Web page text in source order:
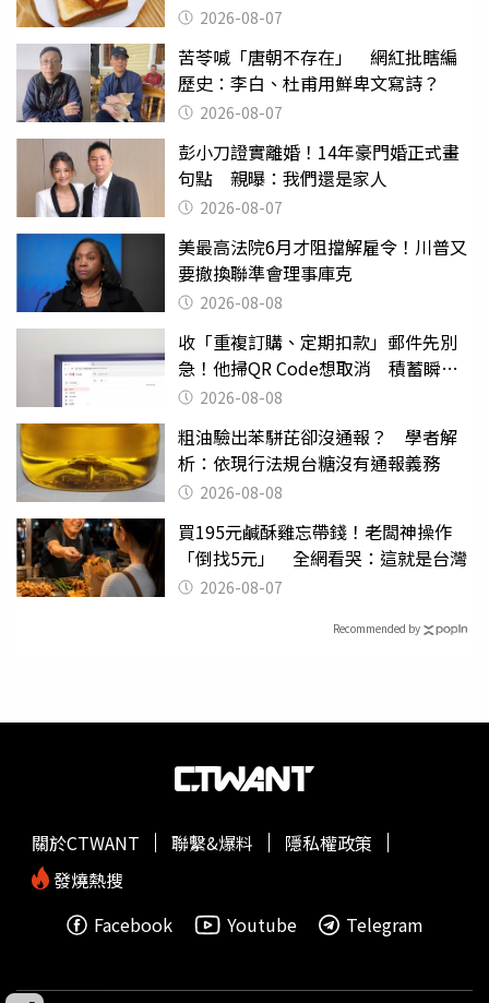
後暴瘦嚇壞女兒
2026-08-07
苦苓喊「唐朝不存在」 網紅批瞎編
歷史：李白、杜甫用鮮卑文寫詩？
2026-08-07
彭小刀證實離婚！14年豪門婚正式畫
句點 親曝：我們還是家人
2026-08-07
美最高法院6月才阻擋解雇令！川普又
要撤換聯準會理事庫克
2026-08-08
收「重複訂購、定期扣款」郵件先別
急！他掃QR Code想取消 積蓄瞬間
蒸發2026-08-08
粗油驗出苯駢芘卻沒通報？ 學者解
析：依現行法規台糖沒有通報義務
2026-08-08
買195元鹹酥雞忘帶錢！老闆神操作
「倒找5元」 全網看哭：這就是台灣
2026-08-07
Recommended by
關於CTWANT 聯繫&爆料
隱私權政策
發燒熱搜
Facebook
Youtube Telegram